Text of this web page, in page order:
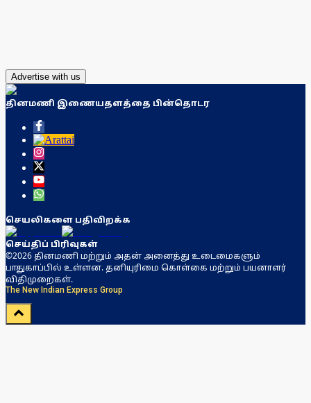
Advertise with us
தினமணி இணையதளத்தை பின்தொடர
செயலிகளை பதிவிறக்க
செய்திப் பிரிவுகள்
©2026 தினமணி மற்றும் அதன் அனைத்து உடைமைகளும்
பாதுகாப்பில் உள்ளன. தனியுரிமை கொள்கை மற்றும் பயனாளர்
விதிமுறைகள்.
The New Indian Express Group